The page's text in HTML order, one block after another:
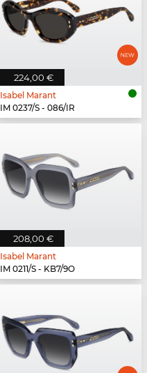
224,00 €
Isabel Marant
IM 0237/S - 086/IR
208,00 €
Isabel Marant
IM 0211/S - KB7/9O